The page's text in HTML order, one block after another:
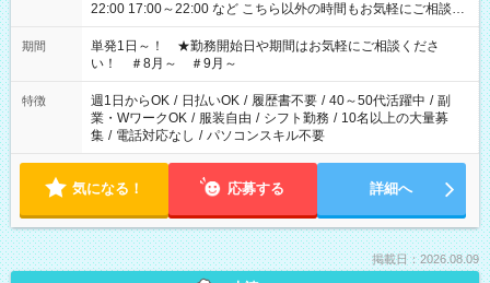
22:00 17:00～22:00 など こちら以外の時間もお気軽にご相談く
ださい！
期間
単発1日～！ ★勤務開始日や期間はお気軽にご相談くださ
い！ ＃8月～ ＃9月～
特徴 週1日からOK / 日払いOK / 履歴書不要 / 40～50代活躍中 / 副
業・WワークOK / 服装自由 / シフト勤務 / 10名以上の大量募
集 / 電話対応なし / パソコンスキル不要
気になる！ 応募する 詳細へ
掲載日：2026.08.09